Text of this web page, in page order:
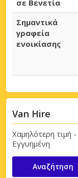
σε Βενετία
Σημαντικά
γραφεία
ενοικίασης
Van Hire
Χαμηλότερη τιμή -
Εγγυημένη
Αναζήτηση